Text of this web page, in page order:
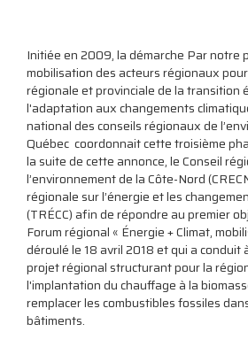
Initiée en 2009, la démarche Par notre
mobilisation des acteurs régionaux
régionale et provinciale de la transition
l'adaptation aux changements
national des conseils régionaux de
Québec coordonnait cette troisième
la suite de cette annonce, le Conseil
l’environnement de la Côte-Nord
régionale sur l’énergie et les
(TRÉCC) afin de répondre au premier
Forum régional « Énergie + Climat,
déroulé le 18 avril 2018 et qui a conduit
projet régional structurant pour la
l'implantation du chauffage à la
remplacer les combustibles fossiles
bâtiments.